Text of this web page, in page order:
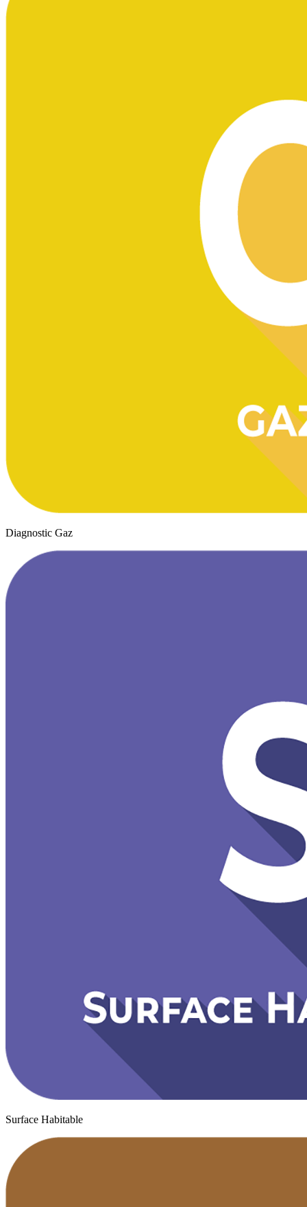
Diagnostic Gaz
Surface Habitable